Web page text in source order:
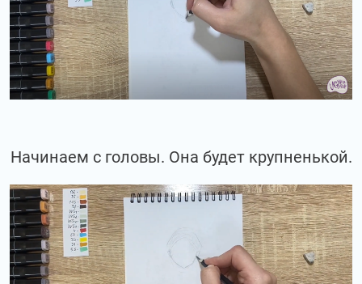
Начинаем с головы. Она будет крупненькой.